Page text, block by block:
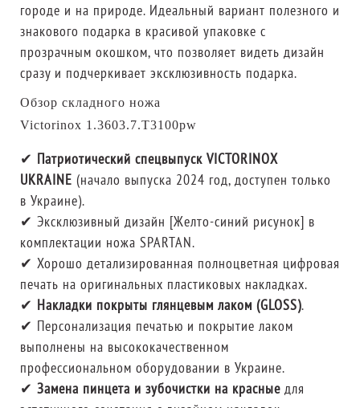
городе и на природе. Идеальный вариант полезного и
знакового подарка в красивой упаковке с
прозрачным окошком, что позволяет видеть дизайн
сразу и подчеркивает эксклюзивность подарка.
Обзор складного ножа
Victorinox 1.3603.7.T3100pw
✔ Патриотический спецвыпуск VICTORINOX
UKRAINE (начало выпуска 2024 год, доступен только
в Украине).
✔ Эксклюзивный дизайн [Желто-синий рисунок] в
комплектации ножа SPARTAN.
✔ Хорошо детализированная полноцветная цифровая
печать на оригинальных пластиковых накладках.
✔ Накладки покрыты глянцевым лаком (GLOSS).
✔ Персонализация печатью и покрытие лаком
выполнены на высококачественном
профессиональном оборудовании в Украине.
✔ Замена пинцета и зубочистки на красные для